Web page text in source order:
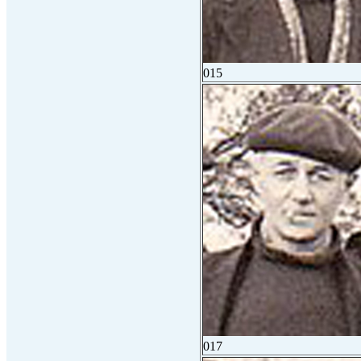
015
017